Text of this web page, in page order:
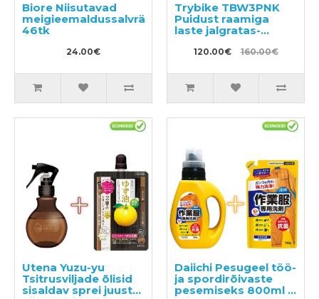
Biore Niisutavad
meigieemaldussalvrätikud
46tk
24.00€
Trybike TBW3PNK
Puidust raamiga
laste jalgratas-
jooksuratas
120.00€ 160.00€
Utena Yuzu-yu
Tsitrusviljade õlisid
sisaldav sprei juuste
Daiichi Pesugeel töö-
ja spordirõivaste
pesemiseks 800ml +